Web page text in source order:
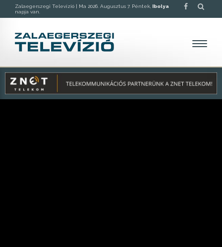
Zalaegerszegi Televízió | Ma 2026. Augusztus 7. Péntek, Ibolya
napja van.